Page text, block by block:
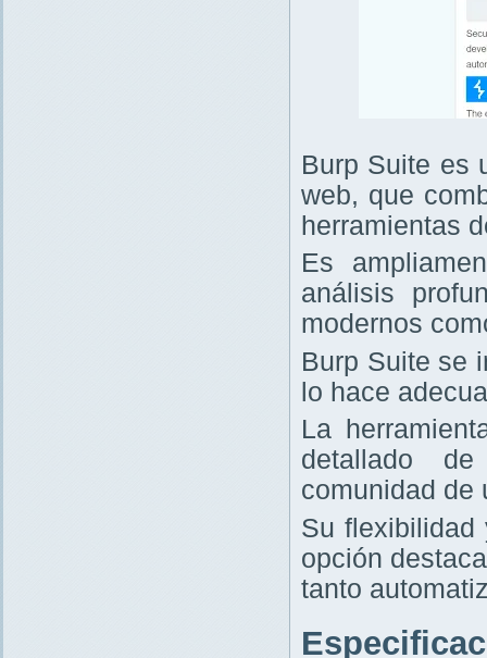
Burp Suite es
web, que
herramientas
Es
análisis
modernos
Burp Suite se
lo hace
La
detallado
comunidad de
Su flexibilidad
opción
tanto